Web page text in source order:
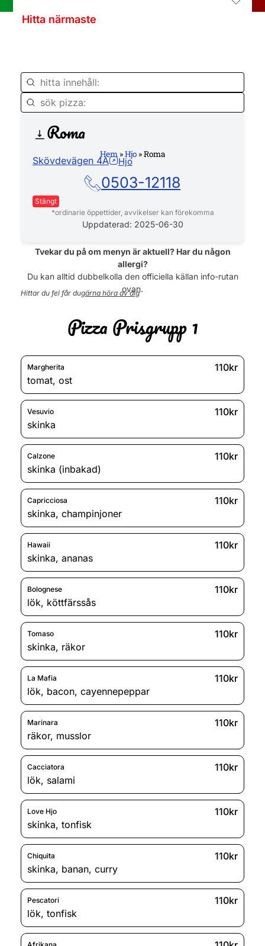
Hitta närmaste
Roma
Hem»Hjo»Roma
Skövdevägen 4A Hjo
0503-12118
Stängt
Måndag
Stängt
Onsdag
12:00 - 22:00
Fredag
12:00 - 22:00
Lördag
*ordinarie öppettider, avvikelser kan förekomma
Uppdaterad: 2025-06-30
Tvekar du på om menyn är aktuell? Har du någon
allergi?
Du kan alltid dubbelkolla den officiella källan info-rutan
ovan.
Hittar du fel får dugärna höra av dig
Pizza Prisgrupp 1
Margherita
110kr
tomat, ost
Vesuvio
110kr
skinka
Calzone
110kr
skinka (inbakad)
Capricciosa
110kr
skinka, champinjoner
Hawaii
110kr
skinka, ananas
Bolognese
110kr
lök, köttfärssås
Tomaso
110kr
skinka, räkor
La Mafia
110kr
lök, bacon, cayennepeppar
Marinara
110kr
räkor, musslor
Cacciatora
110kr
lök, salami
Love Hjo
110kr
skinka, tonfisk
Chiquita
110kr
skinka, banan, curry
Pescatori
110kr
lök, tonfisk